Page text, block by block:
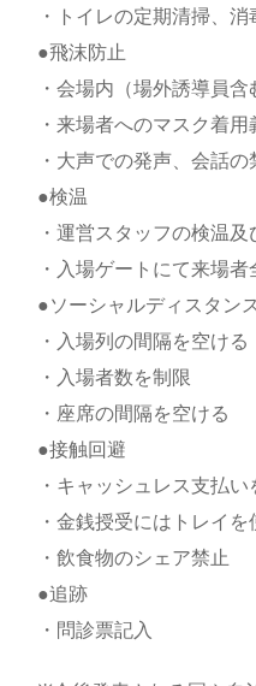
・トイレの定期清掃、
●飛沫防止
・会場内（場外誘導員
・来場者へのマスク着
・大声での発声、会話の
●検温
・運営スタッフの検温
・入場ゲートにて来場
●ソーシャルディスタン
・入場列の間隔を空ける
・入場者数を制限
・座席の間隔を空ける
●接触回避
・キャッシュレス支払
・金銭授受にはトレイを
・飲食物のシェア禁止
●追跡
・問診票記入